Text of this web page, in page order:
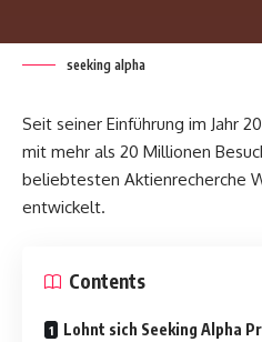
seeking alpha
Seit seiner Einführung im Jahr
mit mehr als 20 Millionen
beliebtesten Aktienrecherche
entwickelt.
Contents
Lohnt sich Seeking Alpha